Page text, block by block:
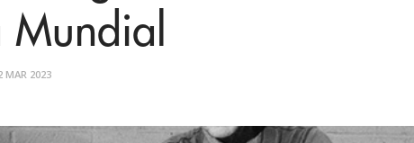
Mundial
MAR 2023